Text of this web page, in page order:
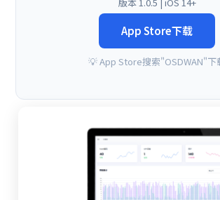
App Store下载
💡 App Store搜索"OSDWAN"下